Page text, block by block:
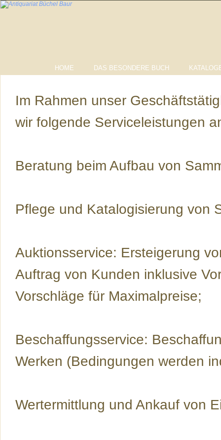
HOME DAS BESONDERE BUCH
Im Rahmen unser
wir folgende Serviceleistungen
Beratung beim Aufbau von
Pflege und Katalogisierung von
Auktionsservice: Ersteigerung
Auftrag von Kunden inklusive
Vorschläge für Maximalpreise;
Beschaffungsservice:
Werken (Bedingungen werden
Wertermittlung und Ankauf von